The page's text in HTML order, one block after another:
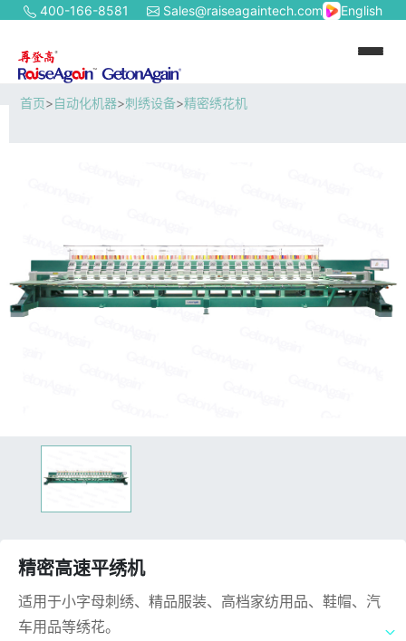
400-166-8581 Sales@raiseagaintech.com English
首页>自动化机器>刺绣设备>精密绣花机
精密高速平绣机
适用于小字母刺绣、精品服装、高档家纺用品、鞋帽、汽
车用品等绣花。